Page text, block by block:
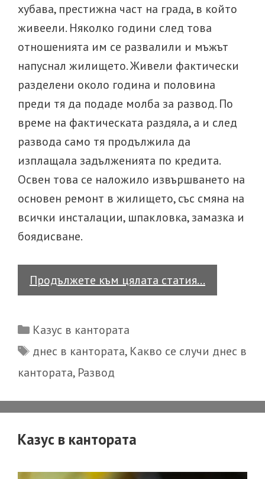
хубава, престижна част на града, в който
живеели. Няколко години след това
отношенията им се развалили и мъжът
напуснал жилището. Живели фактически
разделени около година и половина
преди тя да подаде молба за развод. По
време на фактическата раздяла, а и след
развода само тя продължила да
изплащала задълженията по кредита.
Освен това се наложило извършването на
основен ремонт в жилището, със смяна на
всички инсталации, шпакловка, замазка и
боядисване.
Продължете към цялата статия…
в
Categories
Казус в кантората
Tags
днес в кантората, Какво се случи днес в
кантората, Развод
Казус в кантората